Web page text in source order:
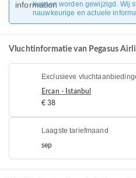
kunnen worden gewijzigd. Wij
nauwkeurige en actuele
Vluchtinformatie van Pegasus
Exclusieve
Ercan - Istanbul
€ 38
Laagste tariefmaand
sep